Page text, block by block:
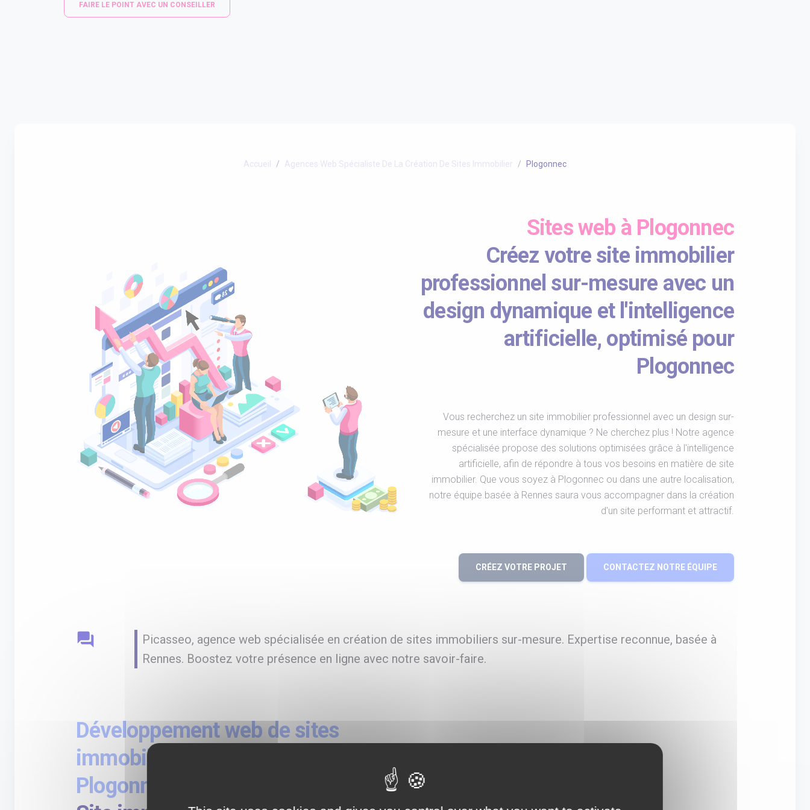
FAIRE LE POINT AVEC UN CONSEILLER
Accueil Agences Web Spécialiste De La Création De Sites Immobilier Plogonnec
Sites web à Plogonnec
Créez votre site immobilier
professionnel sur-mesure avec un
design dynamique et l'intelligence
artificielle, optimisé pour
Plogonnec
Vous recherchez un site immobilier professionnel avec un design sur-
mesure et une interface dynamique ? Ne cherchez plus ! Notre agence
spécialisée propose des solutions optimisées grâce à l'intelligence
artificielle, afin de répondre à tous vos besoins en matière de site
immobilier. Que vous soyez à Plogonnec ou dans une autre localisation,
notre équipe basée à Rennes saura vous accompagner dans la création
d'un site performant et attractif.
CRÉEZ VOTRE PROJET CONTACTEZ NOTRE ÉQUIPE
question_answer
Picasseo, agence web spécialisée en création de sites immobiliers sur-mesure. Expertise reconnue, basée à
Rennes. Boostez votre présence en ligne avec notre savoir-faire.
Développement web de sites
immobilier sur-mesure à
Plogonnec